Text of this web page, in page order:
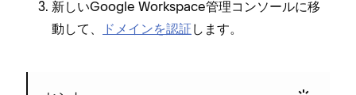
新しいGoogle Workspace管理コンソ⁠ールに移
動して⁠、
ドメインを認証 します⁠。